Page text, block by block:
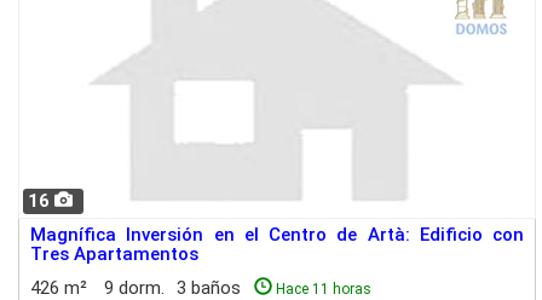
16
Magnífica Inversión en el Centro de Artà: Edificio con
Tres Apartamentos
426 m²
9 dorm. 3 baños Hace 11 horas